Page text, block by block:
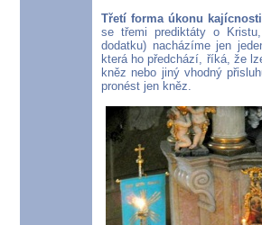
Třetí forma úkonu
se třemi prediktáty o
dodatku) nacházíme jen
která ho předchází, říká, že
kněz nebo jiný vhodný
pronést jen kněz.